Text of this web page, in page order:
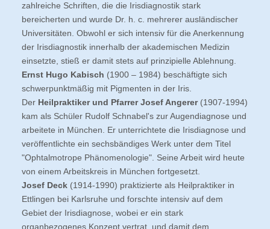
zahlreiche Schriften, die die Irisdiagnostik stark
bereicherten und wurde Dr. h. c. mehrerer ausländischer
Universitäten. Obwohl er sich intensiv für die Anerkennung
der Irisdiagnostik innerhalb der akademischen Medizin
einsetzte, stieß er damit stets auf prinzipielle Ablehnung.
Ernst Hugo Kabisch (1900 – 1984) beschäftigte sich
schwerpunktmäßig mit Pigmenten in der Iris.
Der Heilpraktiker und Pfarrer Josef Angerer(1907-1994)
kam als Schüler Rudolf Schnabel's zur Augendiagnose und
arbeitete in München. Er unterrichtete die Irisdiagnose und
veröffentlichte ein sechsbändiges Werk unter dem Titel
"Ophtalmotrope Phänomenologie". Seine Arbeit wird heute
von einem Arbeitskreis in München fortgesetzt.
Josef Deck (1914-1990) praktizierte als Heilpraktiker in
Ettlingen bei Karlsruhe und forschte intensiv auf dem
Gebiet der Irisdiagnose, wobei er ein stark
organbezogenes Konzept vertrat, und damit dem